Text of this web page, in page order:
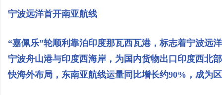
宁波远洋首开南亚航线
“嘉佩乐”轮顺利靠泊印度那瓦西瓦港，标志着宁波远
宁波舟山港与印度西海岸，为国内货物出口印度西北
快海外布局，东南亚航线运量同比增长约90%，成为